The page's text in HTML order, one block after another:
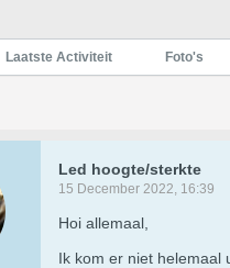
Laatste Activiteit Foto's
Led hoogte/sterkte
15 December 2022, 16:39
Hoi allemaal,
Ik kom er niet helemaal